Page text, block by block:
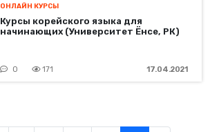
ОНЛАЙН КУРСЫ
Курсы корейского языка для
начинающих (Университет Ёнсе, РК)
0 171 17.04.2021